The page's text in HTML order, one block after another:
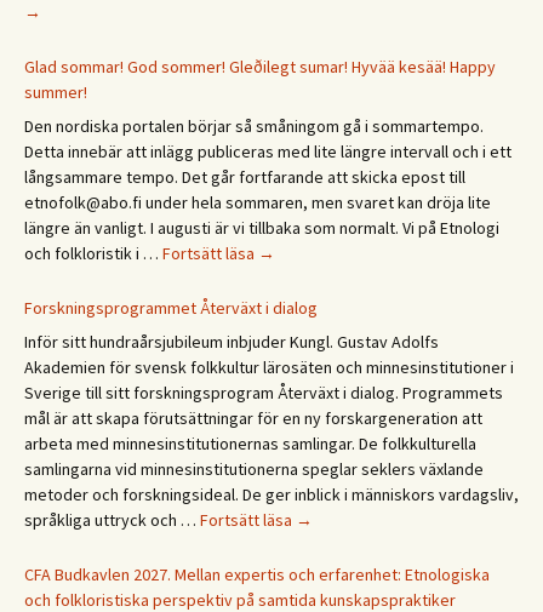
/
→
Glad sommar! God sommer! Gleðilegt sumar! Hyvää kesää! Happy
summer!
Den nordiska portalen börjar så småningom gå i sommartempo.
Detta innebär att inlägg publiceras med lite längre intervall och i ett
långsammare tempo. Det går fortfarande att skicka epost till
etnofolk@abo.fi under hela sommaren, men svaret kan dröja lite
längre än vanligt. I augusti är vi tillbaka som normalt. Vi på Etnologi
och folkloristik i … Fortsätt läsa Glad
God
Gleðilegt
sumar!
Hyvää
kesää!
Happy
summer!
→
Forskningsprogrammet Återväxt i dialog
Inför sitt hundraårsjubileum inbjuder Kungl. Gustav Adolfs
Akademien för svensk folkkultur lärosäten och minnesinstitutioner i
Sverige till sitt forskningsprogram Återväxt i dialog. Programmets
mål är att skapa förutsättningar för en ny forskargeneration att
arbeta med minnesinstitutionernas samlingar. De folkkulturella
samlingarna vid minnesinstitutionerna speglar seklers växlande
metoder och forskningsideal. De ger inblick i människors vardagsliv,
språkliga uttryck och … Fortsätt läsa Forskningsprogrammet
i
dialog
→
CFA Budkavlen 2027. Mellan expertis och erfarenhet: Etnologiska
och folkloristiska perspektiv på samtida kunskapspraktiker